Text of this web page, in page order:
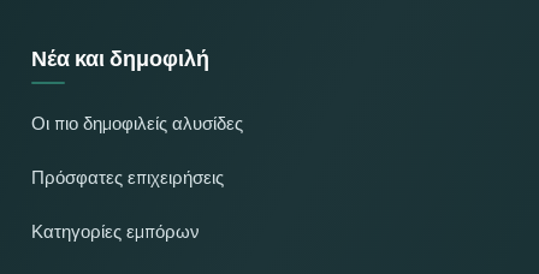
Νέα και δημοφιλή
Οι πιο δημοφιλείς αλυσίδες
Πρόσφατες επιχειρήσεις
Κατηγορίες εμπόρων